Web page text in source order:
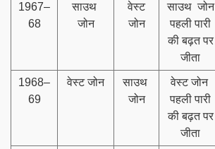
1967–
68
साउथ
जोन
वेस्ट
जोन
साउथ जोन
पहली पारी
की बढ़त पर
जीता
1968–
69
वेस्ट जोन
साउथ
जोन
वेस्ट जोन
पहली पारी
की बढ़त पर
जीता